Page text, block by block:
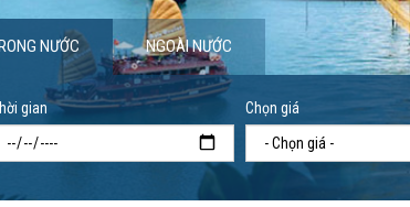
NƯỚC NGOÀI NƯỚC
gian
Chọn giá